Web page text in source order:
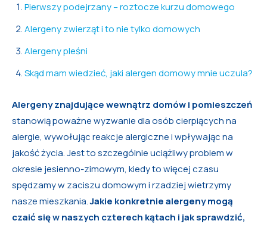
Pierwszy podejrzany – roztocze kurzu domowego
Alergeny zwierząt i to nie tylko domowych
Alergeny pleśni
Skąd mam wiedzieć, jaki alergen domowy mnie uczula?
Alergeny znajdujące wewnątrz domów i pomieszczeń
stanowią poważne wyzwanie dla osób cierpiących na
alergie, wywołując reakcje alergiczne i wpływając na
jakość życia. Jest to szczególnie uciążliwy problem w
okresie jesienno-zimowym, kiedy to więcej czasu
spędzamy w zaciszu domowym i rzadziej wietrzymy
nasze mieszkania.Jakie konkretnie alergeny mogą
czaić się w naszych czterech kątach i jak sprawdzić,